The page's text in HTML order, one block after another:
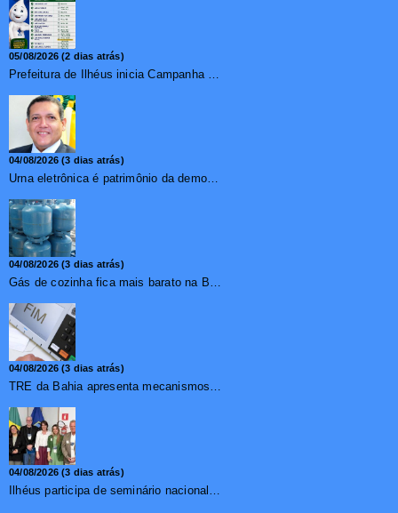
05/08/2026 (2 dias atrás)
Prefeitura de Ilhéus inicia Campanha de Multivacinação 2026
04/08/2026 (3 dias atrás)
Urna eletrônica é patrimônio da democracia, diz presidente do TSE
04/08/2026 (3 dias atrás)
Gás de cozinha fica mais barato na Bahia após redução de 7,1%
04/08/2026 (3 dias atrás)
TRE da Bahia apresenta mecanismos de segurança das urnas e nova ordem de votação para eleições
04/08/2026 (3 dias atrás)
Ilhéus participa de seminário nacional sobre turismo sustentável e captação de investimentos